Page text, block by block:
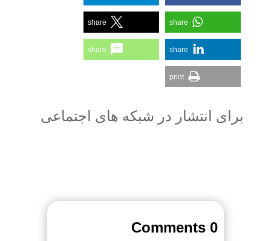
share
share
share
share
print
برای انتشار در شبکه های اجتماعی
0 Comments